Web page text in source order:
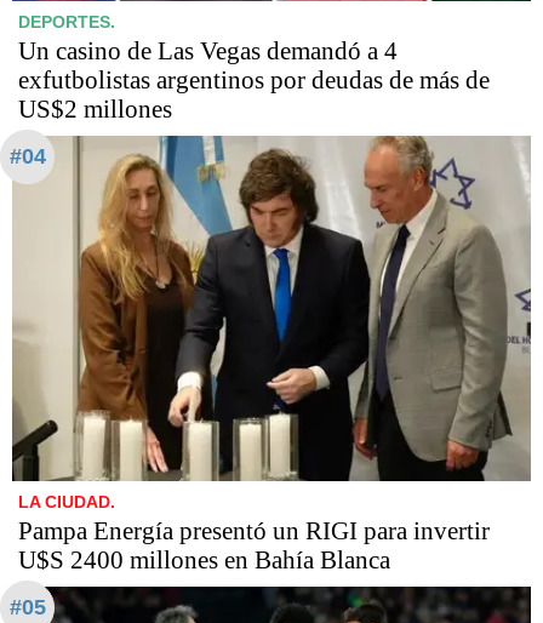
DEPORTES.
Un casino de Las Vegas demandó a 4
exfutbolistas argentinos por deudas de más de
US$2 millones
#04
LA CIUDAD.
Pampa Energía presentó un RIGI para invertir
U$S 2400 millones en Bahía Blanca
#05